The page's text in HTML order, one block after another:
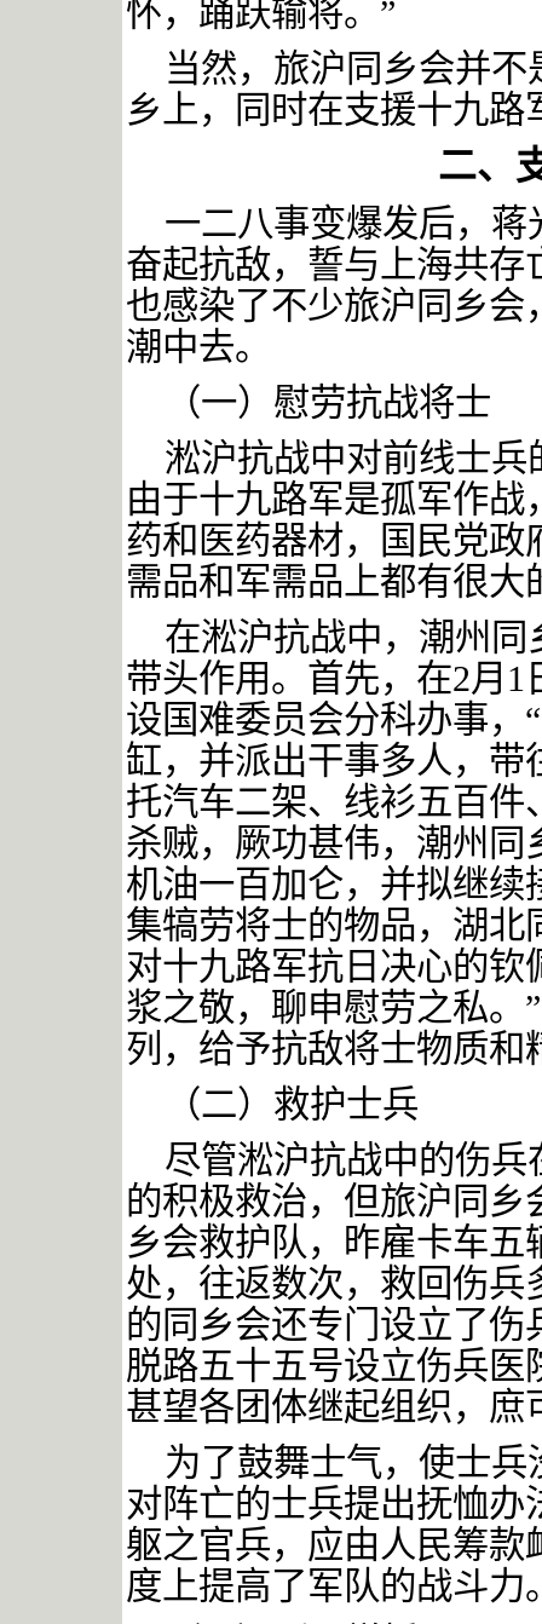
怀，踊跃输将。 ”
当然，旅沪同乡会并
乡上，同时在支援十九
二、
一二八事变爆发后，
奋起抗敌，誓与上海共
也感染了不少旅沪同乡
潮中去。
（一）慰劳抗战将士
淞沪抗战中对前线士
由于十九路军是孤军作战
药和医药器材，国民党政
需品和军需品上都有很大
在淞沪抗战中，潮州
带头作用。首先，在2月 1
设国难委员会分科办事，
缸，并派出干事多人，带
托汽车二架、线衫五百件
杀贼，厥功甚伟，潮州同
机油一百加仑，并拟继续
集犒劳将士的物品，湖
对十九路军抗日决心的钦
浆之敬，聊申慰劳之私。”
列，给予抗敌将士物质和
（二）救护士兵
尽管淞沪抗战中的伤
的积极救治，但旅沪同乡
乡会救护队，昨雇卡车
处，往返数次，救回伤
的同乡会还专门设立了伤
脱路五十五号设立伤兵
甚望各团体继起组织，庶
为了鼓舞士气，使士
对阵亡的士兵提出抚恤办
躯之官兵，应由人民筹款
度上提高了军队的战斗力